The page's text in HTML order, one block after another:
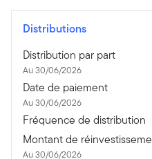
Distributions
Distribution par part
Au 30/06/2026
Date de paiement
Au 30/06/2026
Fréquence de distribution
Montant de
Au 30/06/2026